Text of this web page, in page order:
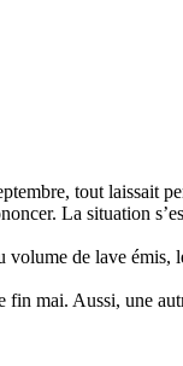
tout laissait
La situation
de lave
mai. Aussi, une